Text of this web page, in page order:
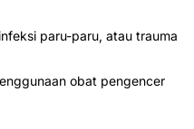
paru-paru, atau trauma
obat pengencer